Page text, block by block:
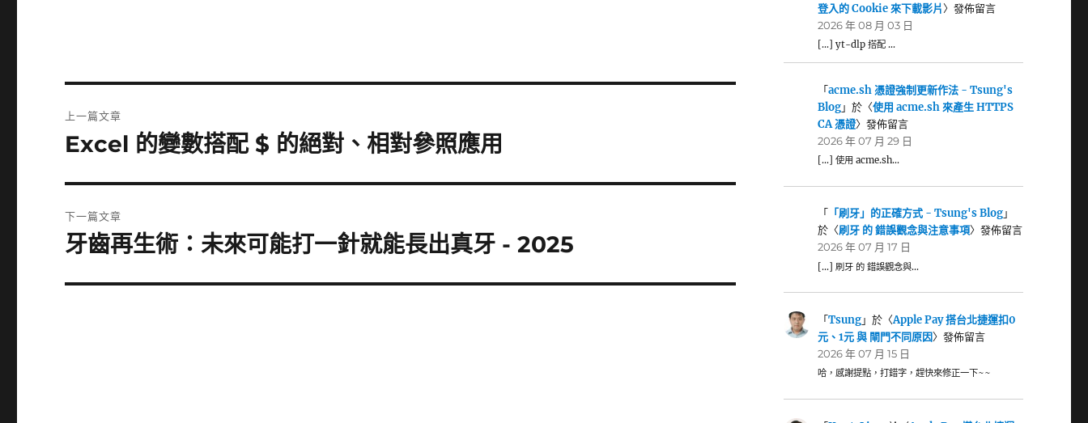
章
上一篇文章
上
篇
文
章:
Excel 的變數搭配 $ 的絕對、相對參照應用
下一篇文章
下
篇
牙齒再生術：未來可能打一針就能長出真牙 - 2025
登入的 Cookie 來下載影片〉發佈留言
2026 年 08 月 03 日
[…] yt-dlp 搭配 …
「acme.sh 憑證強制更新作法 - Tsung's
Blog」於〈使用 acme.sh 來產生 HTTPS
CA 憑證〉發佈留言
2026 年 07 月 29 日
[…] 使用 acme.sh…
「 「刷牙」的正確方式 - Tsung's Blog」
於〈刷牙 的 錯誤觀念與注意事項〉發佈留言
2026 年 07 月 17 日
[…] 刷牙 的 錯誤觀念與…
「Tsung」於〈Apple Pay 搭台北捷運扣0
元、1元 與 閘門不同原因〉發佈留言
2026 年 07 月 15 日
哈，感謝提點，打錯字，趕快來修正一下~~